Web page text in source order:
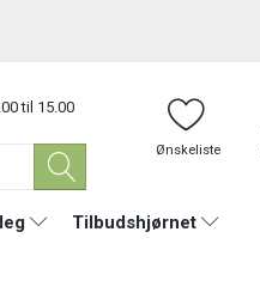
til 15.00
Ønskeliste
Tilbudshjørnet